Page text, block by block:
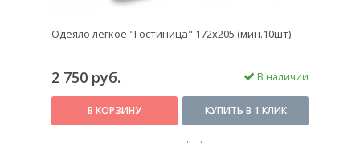
Одеяло лёгкое "Гостиница" 172х205 (мин.10шт)
2 750 руб. В наличии
В КОРЗИНУ КУПИТЬ В 1 КЛИК